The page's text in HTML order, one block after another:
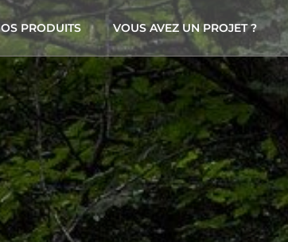
PRODUITS VOUS AVEZ UN PROJET ?